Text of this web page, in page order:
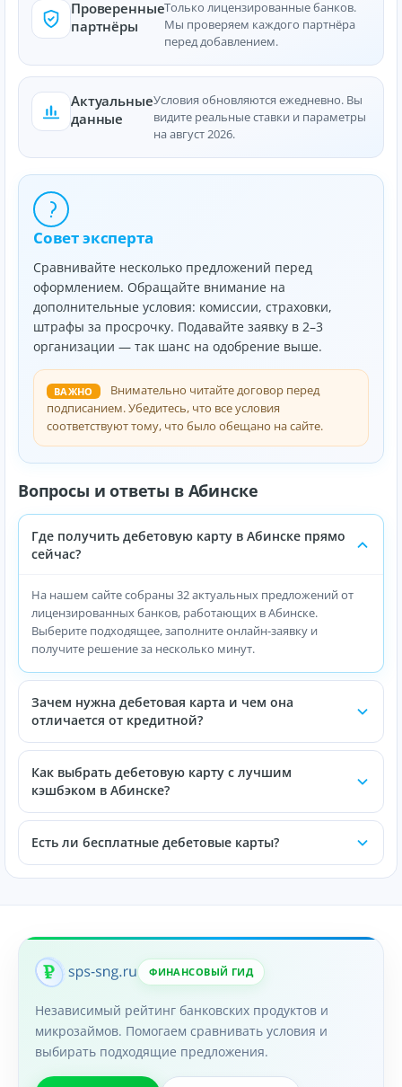
Проверенные
партнёры
Только лицензированные банков.
Мы проверяем каждого партнёра
перед добавлением.
Актуальные
данные
Условия обновляются ежедневно. Вы
видите реальные ставки и параметры
на август 2026.
Совет эксперта
Сравнивайте несколько предложений перед
оформлением. Обращайте внимание на
дополнительные условия: комиссии, страховки,
штрафы за просрочку. Подавайте заявку в 2–3
организации — так шанс на одобрение выше.
ВАЖНО
Внимательно читайте договор перед
подписанием. Убедитесь, что все условия
соответствуют тому, что было обещано на сайте.
Вопросы и ответы в Абинске
Где получить дебетовую карту в Абинске прямо
сейчас?
На нашем сайте собраны 32 актуальных предложений от
лицензированных банков, работающих в Абинске.
Выберите подходящее, заполните онлайн-заявку и
получите решение за несколько минут.
Зачем нужна дебетовая карта и чем она
отличается от кредитной?
Как выбрать дебетовую карту с лучшим
кэшбэком в Абинске?
Есть ли бесплатные дебетовые карты?
ФИНАНСОВЫЙ ГИД
Независимый рейтинг банковских продуктов и
микрозаймов. Помогаем сравнивать условия и
выбирать подходящие предложения.